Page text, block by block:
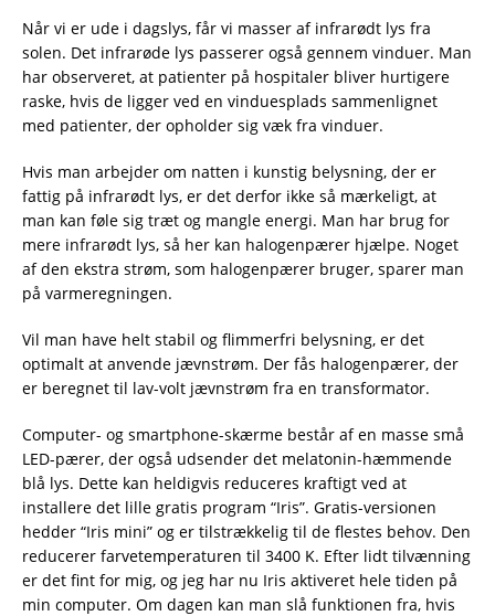
Når vi er ude i dagslys, får vi masser af infrarødt lys fra
solen. Det infrarøde lys passerer også gennem vinduer. Man
har observeret, at patienter på hospitaler bliver hurtigere
raske, hvis de ligger ved en vinduesplads sammenlignet
med patienter, der opholder sig væk fra vinduer.
Hvis man arbejder om natten i kunstig belysning, der er
fattig på infrarødt lys, er det derfor ikke så mærkeligt, at
man kan føle sig træt og mangle energi. Man har brug for
mere infrarødt lys, så her kan halogenpærer hjælpe. Noget
af den ekstra strøm, som halogenpærer bruger, sparer man
på varmeregningen.
Vil man have helt stabil og flimmerfri belysning, er det
optimalt at anvende jævnstrøm. Der fås halogenpærer, der
er beregnet til lav-volt jævnstrøm fra en transformator.
Computer- og smartphone-skærme består af en masse små
LED-pærer, der også udsender det melatonin-hæmmende
blå lys. Dette kan heldigvis reduceres kraftigt ved at
installere det lille gratis program “Iris”. Gratis-versionen
hedder “Iris mini” og er tilstrækkelig til de flestes behov. Den
reducerer farvetemperaturen til 3400 K. Efter lidt tilvænning
er det fint for mig, og jeg har nu Iris aktiveret hele tiden på
min computer. Om dagen kan man slå funktionen fra, hvis